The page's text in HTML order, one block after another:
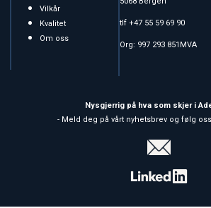
Vilkår
Kvalitet
Om oss
tlf +47 55 59 69 90
Org: 997 293 851MVA
Nysgjerrig på hva som skjer i
- Meld deg på vårt nyhetsbrev og følg